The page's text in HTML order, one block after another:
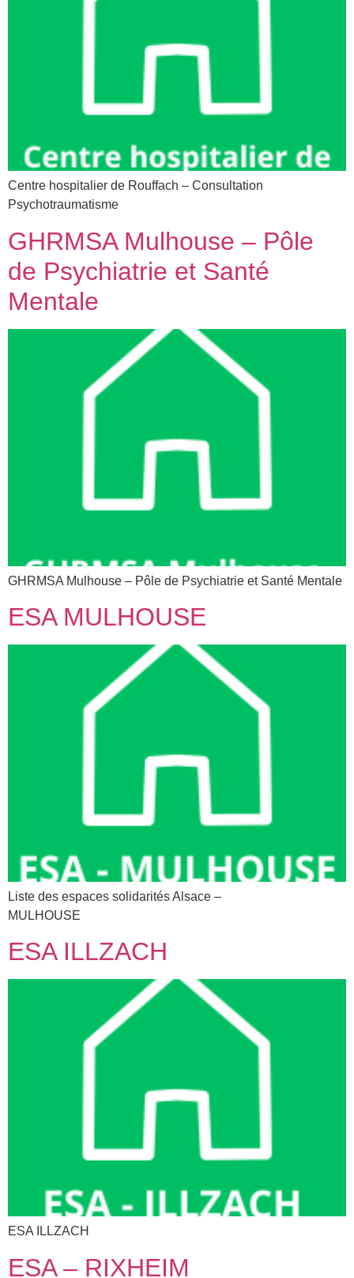
Centre hospitalier de Rouffach – Consultation
Psychotraumatisme
GHRMSA Mulhouse – Pôle
de Psychiatrie et Santé
Mentale
GHRMSA Mulhouse – Pôle de Psychiatrie et Santé Mentale
ESA MULHOUSE
Liste des espaces solidarités Alsace –
MULHOUSE
ESA ILLZACH
ESA ILLZACH
ESA – RIXHEIM